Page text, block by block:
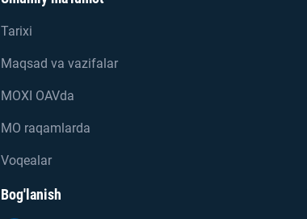
Tarixi
Maqsad va vazifalar
MOXI OAVda
MO raqamlarda
Voqealar
Bog'lanish